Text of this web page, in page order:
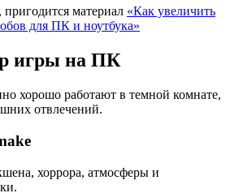
материал «Как увеличить
для ПК и ноутбука»
игры на ПК
хорошо работают в темной комнате,
отвлечений.
хоррора, атмосферы и